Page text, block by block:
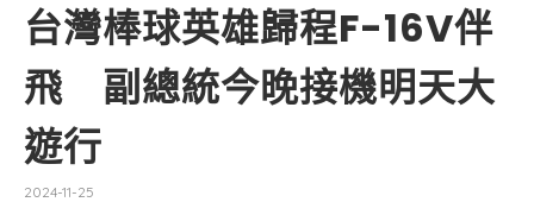
台灣棒球英雄歸程F-16V伴
飛 副總統今晚接機明天大
遊行
2024-11-25